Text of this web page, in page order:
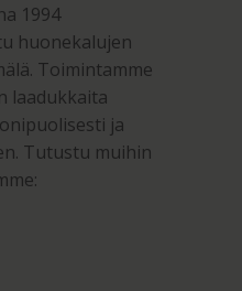
1994
huonekalujen
Toimintamme
laadukkaita
ja
Tutustu muihin